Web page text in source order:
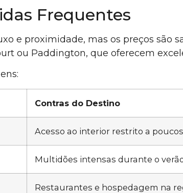
Frequentes
e proximidade, mas os preços são
ou Paddington, que oferecem
Contras do Destino
Acesso ao interior restrito a
Multidões intensas durante o
Restaurantes e hospedagem na